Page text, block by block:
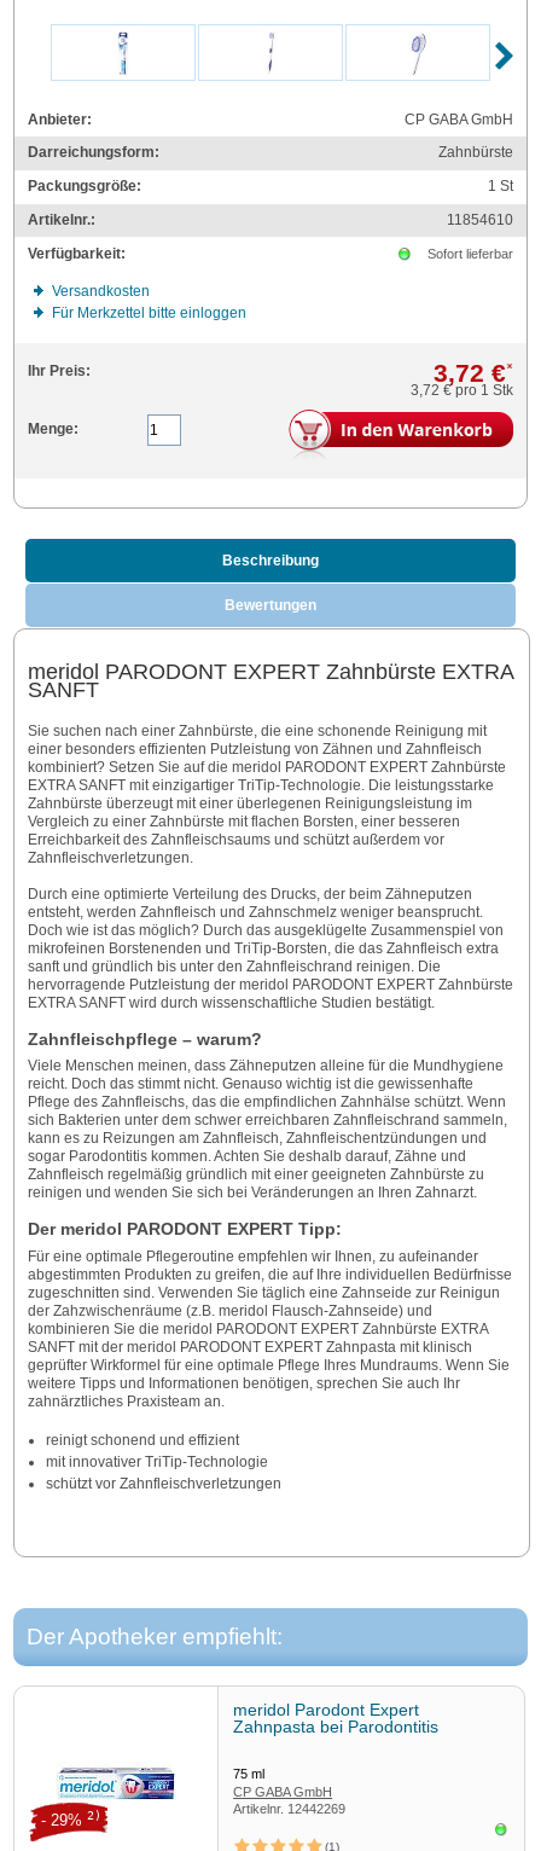
Anbieter:
CP GABA GmbH
Darreichungsform:
Zahnbürste
Packungsgröße:
1St
Artikelnr.:
11854610
Verfügbarkeit:
Sofort lieferbar
Versandkosten
Für Merkzettel bitte einloggen
Ihr Preis: 3,72 €*
3,72 €pro 1 Stk
Menge:
Beschreibung
Bewertungen
meridol PARODONT EXPERT Zahnbürste EXTRA
SANFT
Sie suchen nach einer Zahnbürste, die eine schonende Reinigung mit
einer besonders effizienten Putzleistung von Zähnen und Zahnfleisch
kombiniert? Setzen Sie auf die meridol PARODONT EXPERT Zahnbürste
EXTRA SANFT mit einzigartiger TriTip-Technologie. Die leistungsstarke
Zahnbürste überzeugt mit einer überlegenen Reinigungsleistung im
Vergleich zu einer Zahnbürste mit flachen Borsten, einer besseren
Erreichbarkeit des Zahnfleischsaums und schützt außerdem vor
Zahnfleischverletzungen.
Durch eine optimierte Verteilung des Drucks, der beim Zähneputzen
entsteht, werden Zahnfleisch und Zahnschmelz weniger beansprucht.
Doch wie ist das möglich? Durch das ausgeklügelte Zusammenspiel von
mikrofeinen Borstenenden und TriTip-Borsten, die das Zahnfleisch extra
sanft und gründlich bis unter den Zahnfleischrand reinigen. Die
hervorragende Putzleistung der meridol PARODONT EXPERT Zahnbürste
EXTRA SANFT wird durch wissenschaftliche Studien bestätigt.
Zahnfleischpflege – warum?
Viele Menschen meinen, dass Zähneputzen alleine für die Mundhygiene
reicht. Doch das stimmt nicht. Genauso wichtig ist die gewissenhafte
Pflege des Zahnfleischs, das die empfindlichen Zahnhälse schützt. Wenn
sich Bakterien unter dem schwer erreichbaren Zahnfleischrand sammeln,
kann es zu Reizungen am Zahnfleisch, Zahnfleischentzündungen und
sogar Parodontitis kommen. Achten Sie deshalb darauf, Zähne und
Zahnfleisch regelmäßig gründlich mit einer geeigneten Zahnbürste zu
reinigen und wenden Sie sich bei Veränderungen an Ihren Zahnarzt.
Der meridol PARODONT EXPERT Tipp:
Für eine optimale Pflegeroutine empfehlen wir Ihnen, zu aufeinander
abgestimmten Produkten zu greifen, die auf Ihre individuellen Bedürfnisse
zugeschnitten sind. Verwenden Sie täglich eine Zahnseide zur Reinigun
der Zahzwischenräume (z.B. meridol Flausch-Zahnseide) und
kombinieren Sie die meridol PARODONT EXPERT Zahnbürste EXTRA
SANFT mit der meridol PARODONT EXPERT Zahnpasta mit klinisch
geprüfter Wirkformel für eine optimale Pflege Ihres Mundraums. Wenn Sie
weitere Tipps und Informationen benötigen, sprechen Sie auch Ihr
zahnärztliches Praxisteam an.
reinigt schonend und effizient
mit innovativer TriTip-Technologie
schützt vor Zahnfleischverletzungen
Der Apotheker empfiehlt:
meridol Parodont Expert
Zahnpasta bei Parodontitis
75ml
CP GABA GmbH
Artikelnr. 12442269
1
- 29% 2)